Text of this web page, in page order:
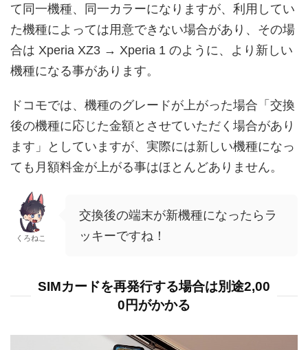
て同一機種、同一カラーになりますが、利用してい
た機種によっては用意できない場合があり、その場
合は Xperia XZ3 → Xperia 1 のように、より新しい
機種になる事があります。
ドコモでは、機種のグレードが上がった場合「交換
後の機種に応じた金額とさせていただく場合があり
ます」としていますが、実際には新しい機種になっ
ても月額料金が上がる事はほとんどありません。
くろねこ
交換後の端末が新機種になったらラ
ッキーですね！
SIMカードを再発行する場合は別途2,00
0円がかかる